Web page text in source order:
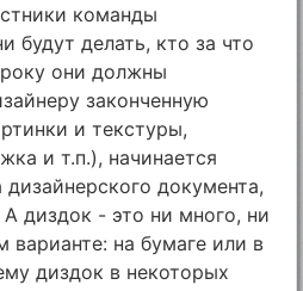
команды
будут делать, кто за что
они должны
законченную
и текстуры,
и т.п.), начинается
документа,
диздок - это ни много, ни
варианте: на бумаге или в
диздок в некоторых